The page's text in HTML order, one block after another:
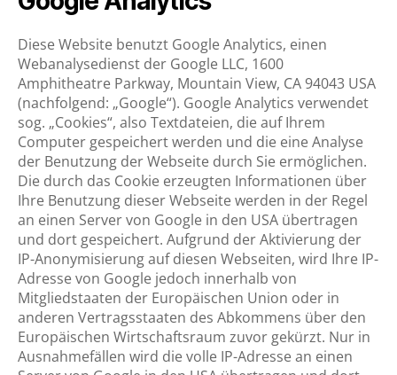
Diese Website benutzt Google Analytics, einen
Webanalysedienst der Google LLC, 1600
Amphitheatre Parkway, Mountain View, CA 94043 USA
(nachfolgend: „Google“). Google Analytics verwendet
sog. „Cookies“, also Textdateien, die auf Ihrem
Computer gespeichert werden und die eine Analyse
der Benutzung der Webseite durch Sie ermöglichen.
Die durch das Cookie erzeugten Informationen über
Ihre Benutzung dieser Webseite werden in der Regel
an einen Server von Google in den USA übertragen
und dort gespeichert. Aufgrund der Aktivierung der
IP-Anonymisierung auf diesen Webseiten, wird Ihre IP-
Adresse von Google jedoch innerhalb von
Mitgliedstaaten der Europäischen Union oder in
anderen Vertragsstaaten des Abkommens über den
Europäischen Wirtschaftsraum zuvor gekürzt. Nur in
Ausnahmefällen wird die volle IP-Adresse an einen